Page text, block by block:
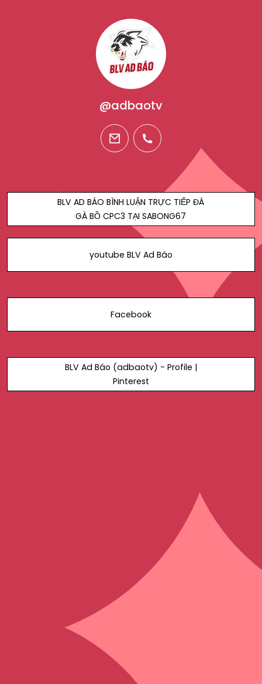
@adbaotv
email phone
BLV AD BÁO BÌNH LUẬN TRỰC TIẾP ĐÁ
GÀ BỒ CPC3 TẠI SABONG67
youtube BLV Ad Báo
Facebook
BLV Ad Báo (adbaotv) - Profile |
Pinterest